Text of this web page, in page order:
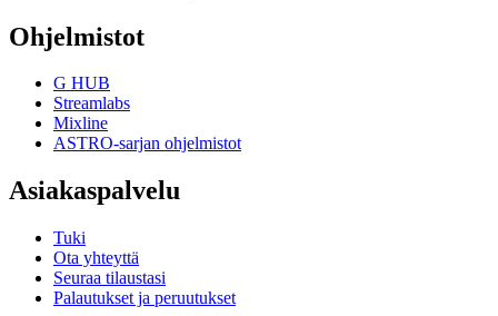
Ohjelmistot
G HUB
Streamlabs
Mixline
ASTRO-sarjan ohjelmistot
Asiakaspalvelu
Tuki
Ota yhteyttä
Seuraa tilaustasi
Palautukset ja peruutukset